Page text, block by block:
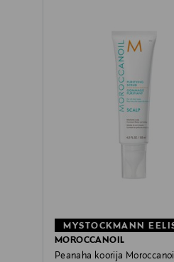
MOROCCANOIL
Peanaha koorija Moroccanoil